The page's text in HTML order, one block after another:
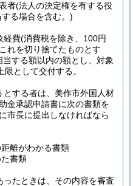
者(法人の決定権を有する役
る場合を含む。)
経費(消費税を除き、100円
れを切り捨てたものとす
する額以内の額とし、対象
として交付する。
する者は、美作市外国人材
金承認申請書に次の書類を
市長に提出しなければなら
離がわかる書類
書類
ったときは、その内容を審査